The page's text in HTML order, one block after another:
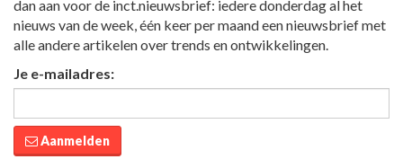
dan aan voor de inct.nieuwsbrief: iedere donderdag al het
nieuws van de week, één keer per maand een nieuwsbrief met
alle andere artikelen over trends en ontwikkelingen.
Je e-mailadres:
Aanmelden